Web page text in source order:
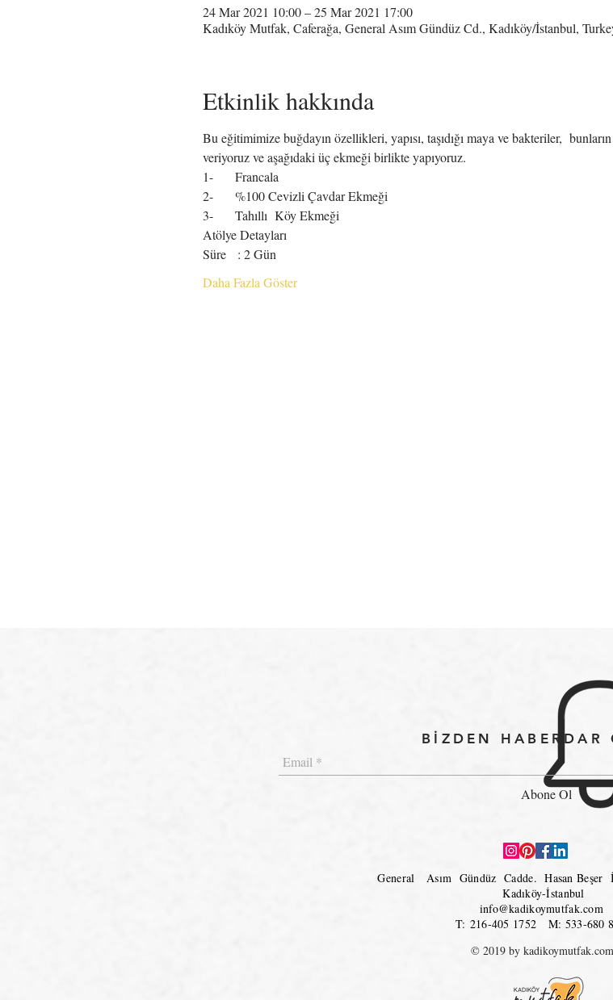
24 Mar 2021 10:00 – 25 Mar 2021 17:00
Kadıköy Mutfak, Caferağa, General Asım Gündüz Cd., Kadıköy/İstanbul,
Etkinlik hakkında
Bu eğitimimize buğdayın özellikleri, yapısı, taşıdığı maya ve bakteriler,
veriyoruz ve aşağıdaki üç ekmeği birlikte yapıyoruz.
1-	Francala
2-	%100 Cevizli Çavdar Ekmeği
3-	Tahıllı  Köy Ekmeği
Atölye Detayları
Süre   : 2 Gün
Daha Fazla Göster
BİZDEN HABERDAR
Abone Ol
General Asım Gündüz Cadde.Hasan
Kadıköy-İstanbul
info@kadikoymutfak.com
T: 216-405 1752 M: 533-680
© 2019 by kadikoymutfak.com